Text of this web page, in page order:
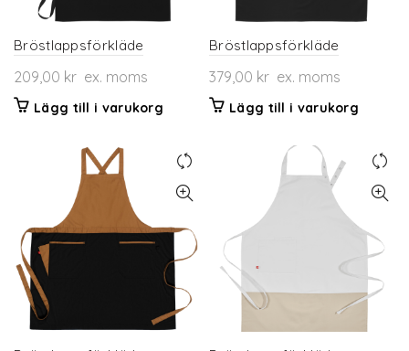
på
produktsidan
Bröstlappsförkläde
209,00 kr ex. moms
Lägg till i varukorg
Bröstlappsförkläde
379,00 kr ex. moms
Lägg till i varukorg